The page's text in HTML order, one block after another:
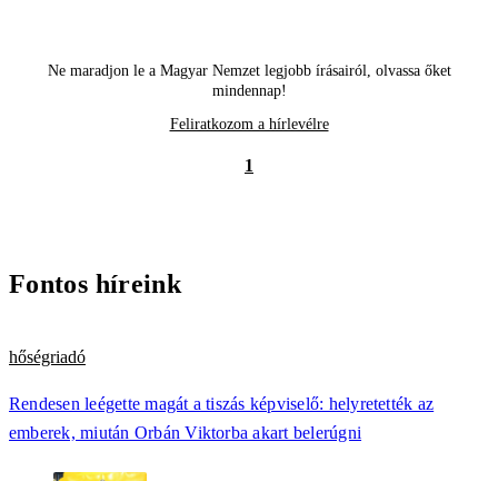
Ne maradjon le a Magyar Nemzet legjobb írásairól, olvassa őket
mindennap!
Feliratkozom a hírlevélre
1
Fontos híreink
hőségriadó
Rendesen leégette magát a tiszás képviselő: helyretették az
emberek, miután Orbán Viktorba akart belerúgni